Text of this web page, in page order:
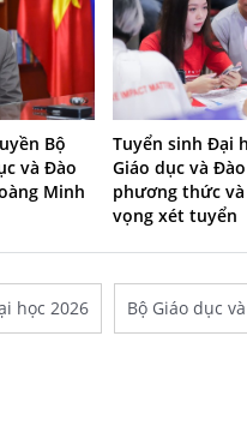
Bộ
và Đào
Minh
Tuyển sinh Đại
Giáo dục và
phương thức
vọng xét tuyển
học 2026 Bộ Giáo dục